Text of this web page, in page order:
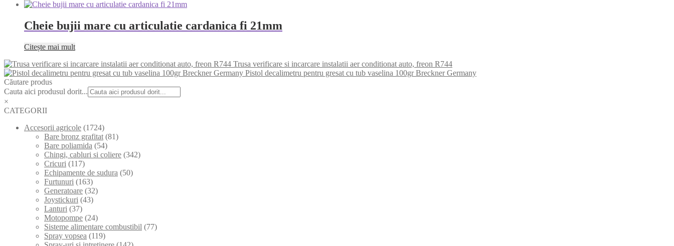
Cheie bujii mare cu articulatie cardanica fi 21mm
Citește mai mult
Trusa verificare si incarcare instalatii aer conditionat auto, freon R744
Pistol decalimetru pentru gresat cu tub vaselina 100gr Breckner Germany
Căutare produs
Cauta aici produsul dorit...
×
CATEGORII
Accesorii agricole (1724)
Bare bronz grafitat (81)
Bare poliamida (54)
Chingi, cabluri si coliere (342)
Cricuri (117)
Echipamente de sudura (50)
Furtunuri (163)
Generatoare (32)
Joystickuri (43)
Lanturi (37)
Motopompe (24)
Sisteme alimentare combustibil (77)
Spray vopsea (119)